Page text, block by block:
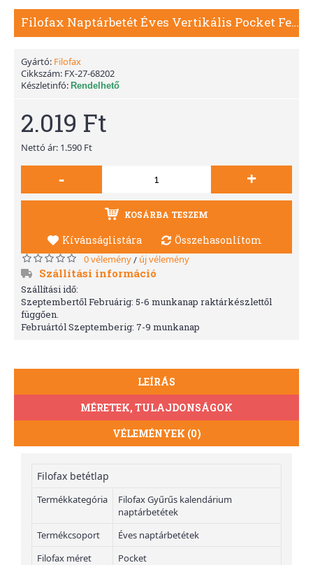
Filofax Naptárbetét Éves Vertikális Pocket Fehér 2027
Gyártó: Filofax
Cikkszám: FX-27-68202
Készletinfó: Rendelhető
2.019 Ft
Nettó ár: 1.590 Ft
- +
KOSÁRBA TESZEM
Kívánságlistára Összehasonlítom
0 vélemény/ új vélemény
Szállítási információ
Szállítási idő:
Szeptembertől Februárig: 5-6 munkanap raktárkészlettől
függően.
Februártól Szeptemberig: 7-9 munkanap
LEÍRÁS
MÉRETEK, TULAJDONSÁGOK
VÉLEMÉNYEK (0)
Filofax betétlap
Termékkategória
Filofax Gyűrűs kalendárium
naptárbetétek
Termékcsoport
Éves naptárbetétek
Filofax méret
Pocket